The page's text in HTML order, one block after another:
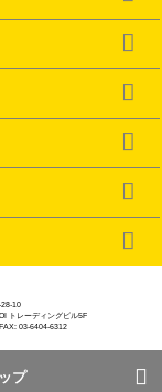
28-10
トレーディングビル5F
03-6404-6312
プ